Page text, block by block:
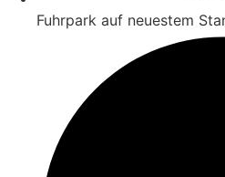
Fuhrpark auf neuestem